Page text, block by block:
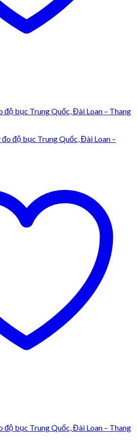
độ bục Trung Quốc, Đài Loan – Thang
độ bục Trung Quốc, Đài Loan – Thang